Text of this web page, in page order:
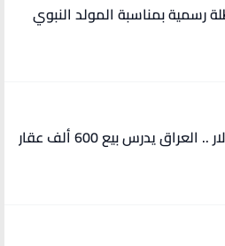
رسمية بمناسبة المولد النبوي
قيمتها 150 مليار دولار .. العراق يدرس بيع 600 ألف عقار